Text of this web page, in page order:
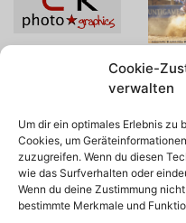
Cookie-
verwalten
Um dir ein optimales Erlebnis
Cookies, um
zuzugreifen. Wenn du diesen
wie das Surfverhalten oder
Wenn du deine Zustimmung
bestimmte Merkmale und